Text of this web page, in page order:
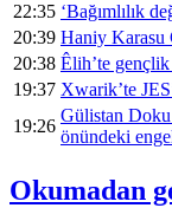
22:35 ‘Bağımlılık
20:39 Haniy Karasu
20:38 Êlih’te
19:37 Xwarik’te
19:26
Gülistan
önündeki
Okumadan